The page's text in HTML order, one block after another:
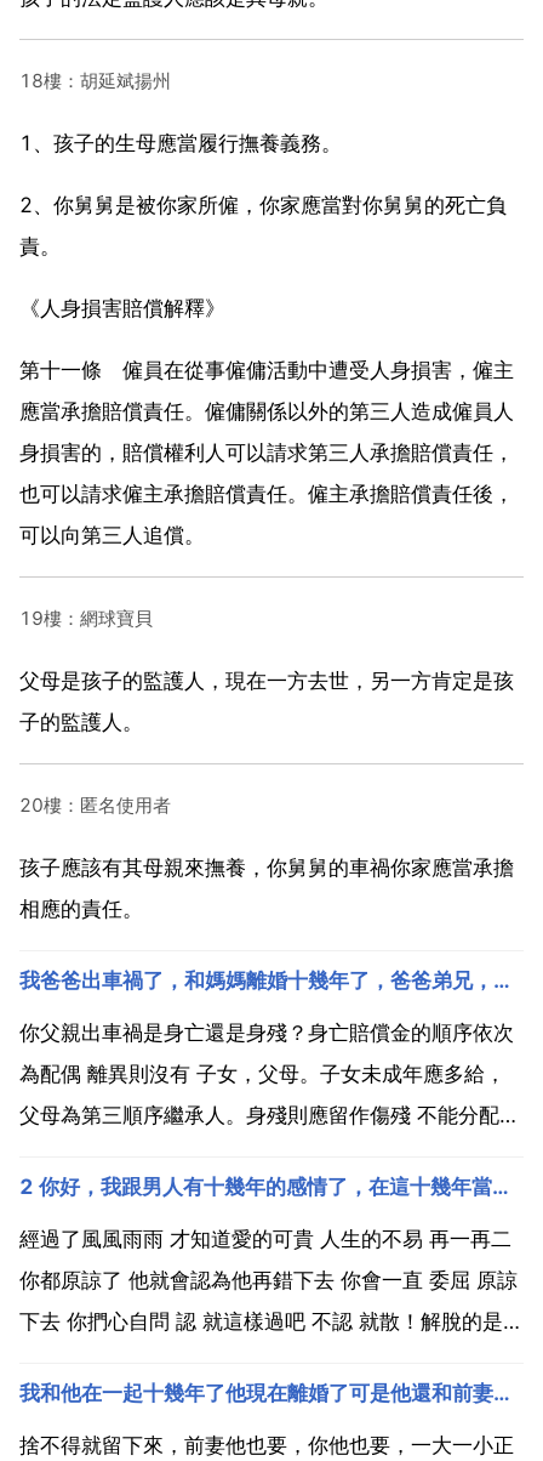
18樓：胡延斌揚州
1、孩子的生母應當履行撫養義務。
2、你舅舅是被你家所僱，你家應當對你舅舅的死亡負
責。
《人身損害賠償解釋》
第十一條 僱員在從事僱傭活動中遭受人身損害，僱主
應當承擔賠償責任。僱傭關係以外的第三人造成僱員人
身損害的，賠償權利人可以請求第三人承擔賠償責任，
也可以請求僱主承擔賠償責任。僱主承擔賠償責任後，
可以向第三人追償。
19樓：網球寶貝
父母是孩子的監護人，現在一方去世，另一方肯定是孩
子的監護人。
20樓：匿名使用者
孩子應該有其母親來撫養，你舅舅的車禍你家應當承擔
相應的責任。
我爸爸出車禍了，和媽媽離婚十幾年了，爸爸弟兄，還有兩位老人，爸爸只有兩個女兒也就是我和姐姐，請
你父親出車禍是身亡還是身殘？身亡賠償金的順序依次
為配偶 離異則沒有 子女，父母。子女未成年應多給，
父母為第三順序繼承人。身殘則應留作傷殘 不能分配。
不能繼承 你爸出車禍了，你卻在討論賠償金歸誰？簡直
兩個女兒判給誰了？兩位老人，還有你姐妹倆。怎麼分
配就...
2 你好，我跟男人有十幾年的感情了，在這十幾年當中我們經過風風雨雨，他也傷害過我比較深，事
經過了風風雨雨 才知道愛的可貴 人生的不易 再一再二
你都原諒了 他就會認為他再錯下去 你會一直 委屈 原諒
下去 你捫心自問 認 就這樣過吧 不認 就散！解脫的是你
還是女人 你跟那個人有這麼長時間的感情基礎 他還是
選擇在外面有人 那麼就只有兩種可能...
我和他在一起十幾年了他現在離婚了可是他還和前妻在家前妻不走他也不趕她走他們還是和以前一樣生活可
捨不得就留下來，前妻他也要，你他也要，一大一小正